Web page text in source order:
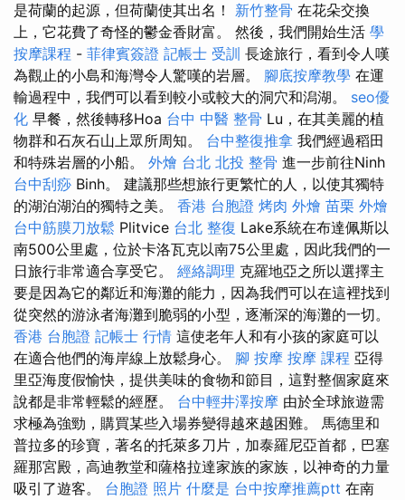
是荷蘭的起源，但荷蘭使其出名！ 新竹整骨 在花朵交換
上，它花費了奇怪的鬱金香財富。 然後，我們開始生活 學
按摩課程 - 菲律賓簽證 記帳士 受訓 長途旅行，看到令人嘆
為觀止的小島和海灣令人驚嘆的岩層。 腳底按摩教學 在運
輸過程中，我們可以看到較小或較大的洞穴和潟湖。 seo優
化 早餐，然後轉移Hoa 台中 中醫 整骨 Lu，在其美麗的植
物群和石灰石山上眾所周知。 台中整復推拿 我們經過稻田
和特殊岩層的小船。 外燴 台北 北投 整骨 進一步前往Ninh
台中刮痧 Binh。 建議那些想旅行更繁忙的人，以使其獨特
的湖泊湖泊的獨特之美。 香港 台胞證 烤肉 外燴 苗栗 外燴
台中筋膜刀放鬆 Plitvice 台北 整復 Lake系統在布達佩斯以
南500公里處，位於卡洛瓦克以南75公里處，因此我們的一
日旅行非常適合享受它。 經絡調理 克羅地亞之所以選擇主
要是因為它的鄰近和海灘的能力，因為我們可以在這裡找到
從突然的游泳者海灘到脆弱的小型，逐漸深的海灘的一切。
香港 台胞證 記帳士 行情 這使老年人和有小孩的家庭可以
在適合他們的海岸線上放鬆身心。 腳 按摩 按摩 課程 亞得
里亞海度假愉快，提供美味的食物和節目，這對整個家庭來
說都是非常輕鬆的經歷。 台中輕井澤按摩 由於全球旅遊需
求極為強勁，購買某些入場券變得越來越困難。 馬德里和
普拉多的珍寶，著名的托萊多刀片，加泰羅尼亞首都，巴塞
羅那宮殿，高迪教堂和薩格拉達家族的家族，以神奇的力量
吸引了遊客。 台胞證 照片 什麼是 台中按摩推薦ptt 在南